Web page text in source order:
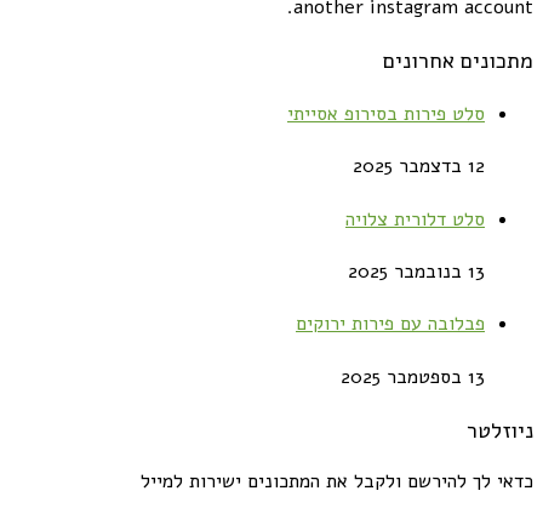
another instagram account.
מתכונים אחרונים
סלט פירות בסירופ אסייתי
12 בדצמבר 2025
סלט דלורית צלויה
13 בנובמבר 2025
פבלובה עם פירות ירוקים
13 בספטמבר 2025
ניוזלטר
כדאי לך להירשם ולקבל את המתכונים ישירות למייל